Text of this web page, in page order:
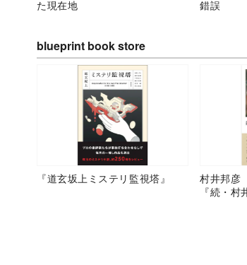
た現在地
錯誤
blueprint book store
『道玄坂上ミステリ監視塔』
村井邦彦
『続・村